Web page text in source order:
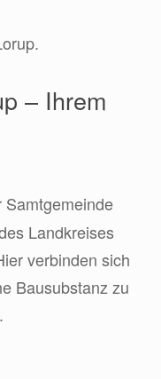
– Ihrem
Samtgemeinde
Landkreises
verbinden sich
Bausubstanz zu